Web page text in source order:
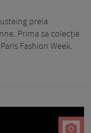
preia
Prima sa colecție
Fashion Week.